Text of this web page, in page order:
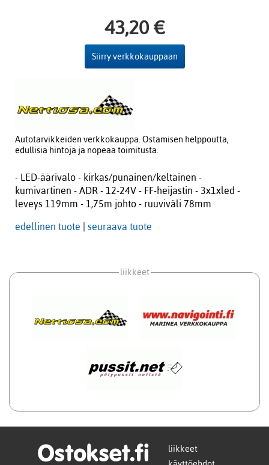
43,20 €
Siirry verkkokauppaan
Autotarvikkeiden verkkokauppa. Ostamisen helppoutta,
edullisia hintoja ja nopeaa toimitusta.
- LED-äärivalo - kirkas/punainen/keltainen -
kumivartinen - ADR - 12-24V - FF-heijastin - 3x1xled -
leveys 119mm - 1,75m johto - ruuviväli 78mm
edellinen tuote seuraava tuote
liikkeet
liikkeet